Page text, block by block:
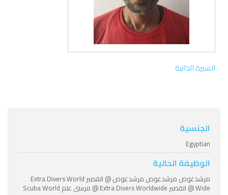
السيرة الذاتية
الجنسية
Egyptian
الوظيفة الحالية
مرشدغوص مرشدغوص مرشدغوص @ القصير Extra Divers World
Wide @ القصير Extra Divers Worldwide @ مرسى علم Scuba World